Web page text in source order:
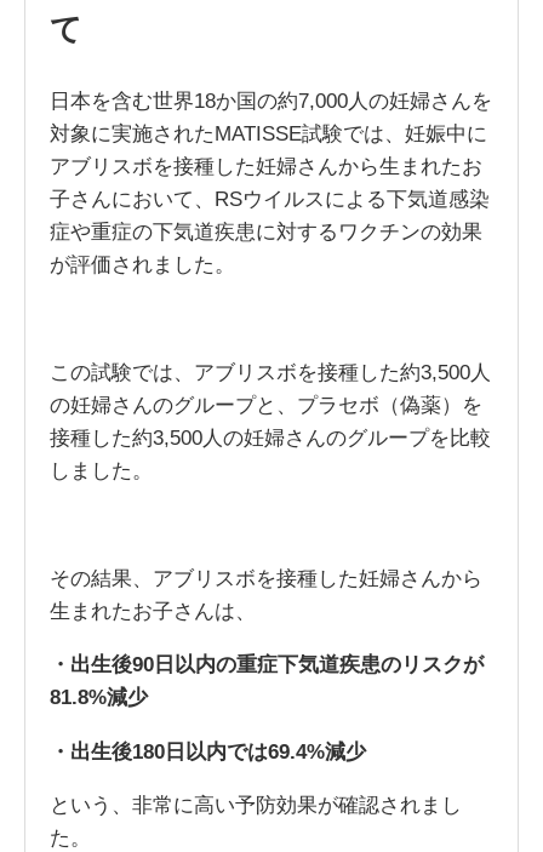
て
日本を含む世界18か国の約7,000人の妊婦さんを
対象に実施されたMATISSE試験では、妊娠中に
アブリスボを接種した妊婦さんから生まれたお
子さんにおいて、RSウイルスによる下気道感染
症や重症の下気道疾患に対するワクチンの効果
が評価されました。
この試験では、アブリスボを接種した約3,500人
の妊婦さんのグループと、プラセボ（偽薬）を
接種した約3,500人の妊婦さんのグループを比較
しました。
その結果、アブリスボを接種した妊婦さんから
生まれたお子さんは、
・出生後90日以内の重症下気道疾患のリスクが
81.8%減少
・出生後180日以内では69.4%減少
という、非常に高い予防効果が確認されまし
た。